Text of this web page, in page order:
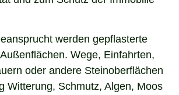
werden gepflasterte
Wege, Einfahrten,
oder andere Steinoberflächen
Witterung, Schmutz, Algen, Moos